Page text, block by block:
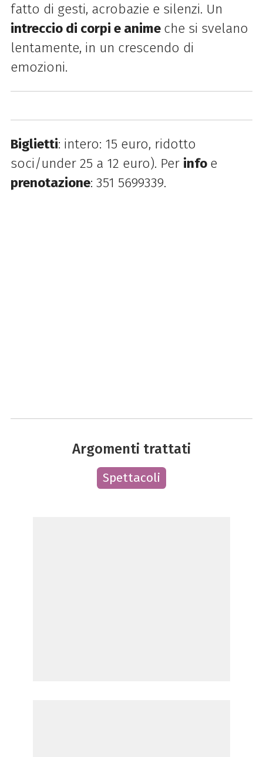
fatto di gesti, acrobazie e silenzi. Un
intreccio di corpi e anime che si svelano
lentamente, in un crescendo di
emozioni.
Biglietti: intero: 15 euro, ridotto
soci/under 25 a 12 euro). Per info e
prenotazione: 351 5699339.
Argomenti trattati
Spettacoli